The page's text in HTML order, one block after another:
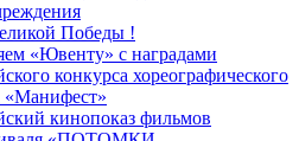
Победы !
«Ювенту» с наградами
конкурса хореографического
«Манифест»
кинопоказ фильмов